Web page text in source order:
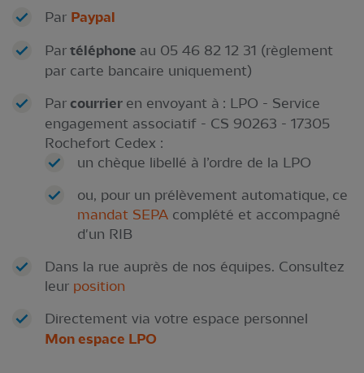
Par Paypal
Par téléphone au 05 46 82 12 31 (règlement
par carte bancaire uniquement)
Par courrier en envoyant à : LPO - Service
engagement associatif - CS 90263 - 17305
Rochefort Cedex :
un chèque libellé à l’ordre de la LPO
ou, pour un prélèvement automatique, ce
mandat SEPA complété et accompagné
d'un RIB
Dans la rue auprès de nos équipes. Consultez
leur position
Directement via votre espace personnel
Mon espace LPO